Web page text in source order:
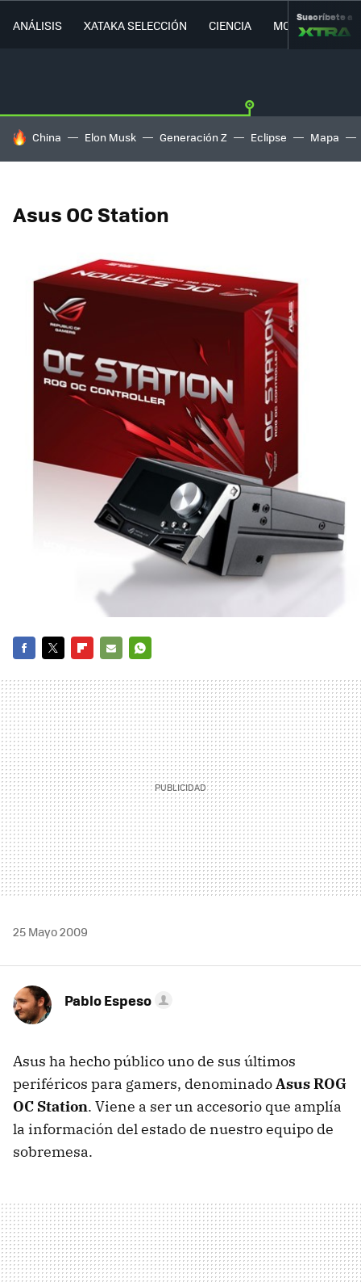
ANÁLISIS XATAKA SELECCIÓN CIENCIA MOVILIDAD
Suscríbete a
HOY SE HABLA DE
China Elon Musk Generación Z Eclipse Mapa
Asus OC Station
MAIL
25 Mayo 2009
Pablo Espeso
Asus ha hecho público uno de sus últimos
periféricos para gamers, denominadoAsus ROG
OC Station. Viene a ser un accesorio que amplía
la información del estado de nuestro equipo de
sobremesa.